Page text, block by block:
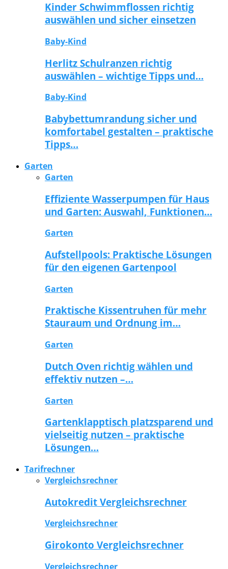
Kinder Schwimmflossen richtig
auswählen und sicher einsetzen
Baby-Kind
Herlitz Schulranzen richtig
auswählen – wichtige Tipps und…
Baby-Kind
Babybettumrandung sicher und
komfortabel gestalten – praktische
Tipps…
Garten
Garten
Effiziente Wasserpumpen für Haus
und Garten: Auswahl, Funktionen…
Garten
Aufstellpools: Praktische Lösungen
für den eigenen Gartenpool
Garten
Praktische Kissentruhen für mehr
Stauraum und Ordnung im…
Garten
Dutch Oven richtig wählen und
effektiv nutzen –…
Garten
Gartenklapptisch platzsparend und
vielseitig nutzen – praktische
Lösungen…
Tarifrechner
Vergleichsrechner
Autokredit Vergleichsrechner
Vergleichsrechner
Girokonto Vergleichsrechner
Vergleichsrechner